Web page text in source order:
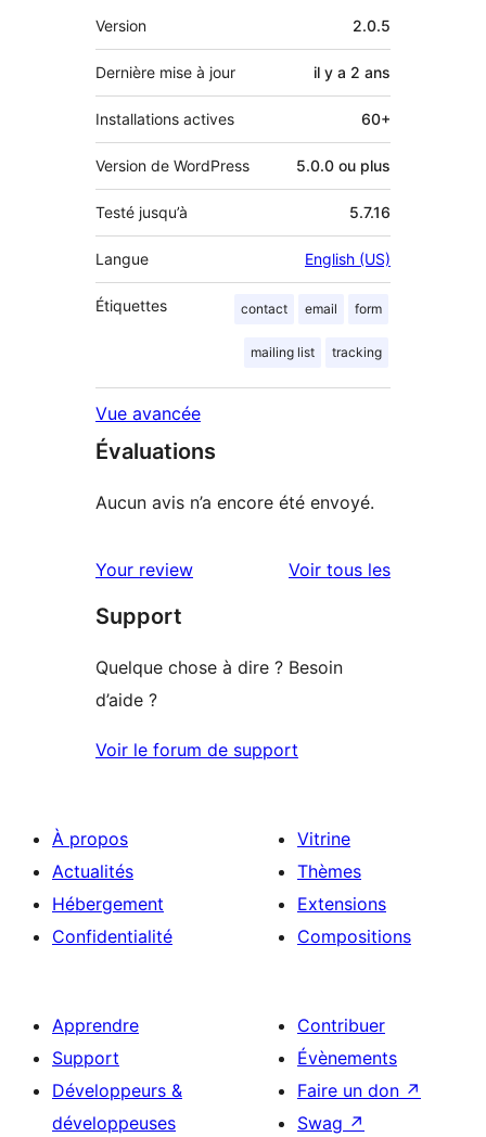
Méta
Version 2.0.5
Dernière mise à jour il y a 2 ans
Installations actives 60+
Version de WordPress 5.0.0 ou plus
Testé jusqu’à 5.7.16
Langue English (US)
Étiquettes contact email form
mailing list tracking
Vue avancée
Évaluations
Aucun avis n’a encore été envoyé.
Your review Voir tous lesavis
Support
Quelque chose à dire ? Besoin
d’aide ?
Voir le forum de support
À propos
Actualités
Hébergement
Confidentialité
Vitrine
Thèmes
Extensions
Compositions
Apprendre
Support
Développeurs &
développeuses
Contribuer
Évènements
Faire un don ↗
Swag ↗